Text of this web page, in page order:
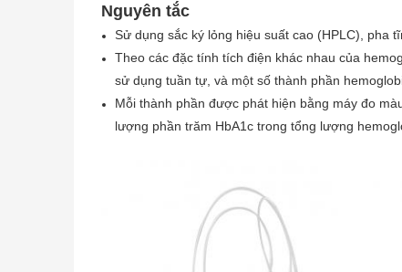
Nguyên tắc
Sử dụng sắc ký lỏng hiệu suất cao (HPLC), pha
Theo các đặc tính tích điện khác nhau của
sử dụng tuần tự, và một số thành phần
Mỗi thành phần được phát hiện bằng máy đo
lượng phần trăm HbA1c trong tổng lượng